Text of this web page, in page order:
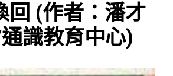
回 (作者：潘才
識教育中心)